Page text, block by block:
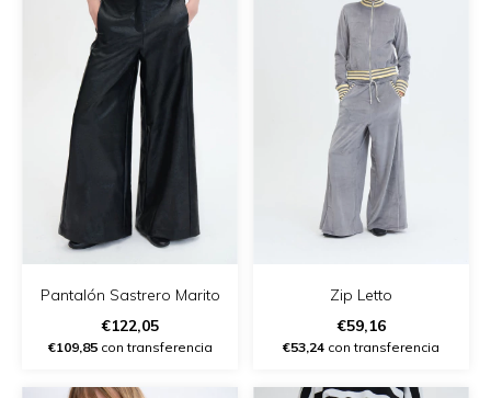
Pantalón Sastrero Marito
€122,05
€109,85con transferencia
Zip Letto
€59,16
€53,24 con transferencia